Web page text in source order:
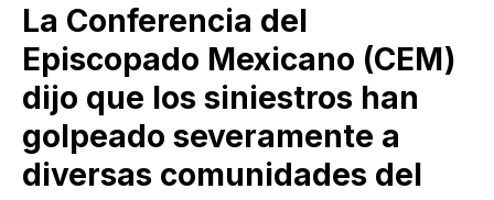
La Conferencia del
Episcopado Mexicano (CEM)
dijo que los siniestros han
golpeado severamente a
diversas comunidades del